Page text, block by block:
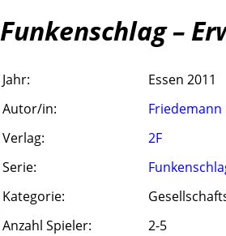
Funkenschlag –
Jahr:
Essen 2011
Autor/in:
Friedemann
Verlag:
2F
Serie:
Kategorie:
Anzahl Spieler:
2-5